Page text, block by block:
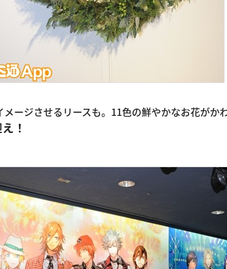
ージさせるリースも。11色の鮮やかなお花がか
！